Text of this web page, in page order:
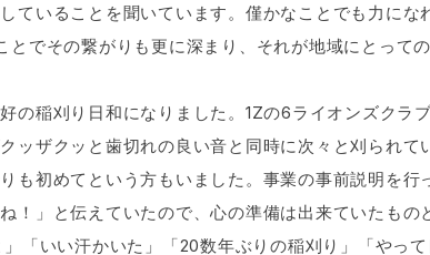
ていることを聞いています。僅かなことでも力にな
でその繋がりも更に深まり、それが地域にとって
稲刈り日和になりました。1Zの6ライオンズクラ
ッザクッと歯切れの良い音と同時に次々と刈られて
も初めてという方もいました。事業の事前説明を行
！」と伝えていたので、心の準備は出来ていたもの
「いい汗かいた」「20数年ぶりの稲刈り」「やっ